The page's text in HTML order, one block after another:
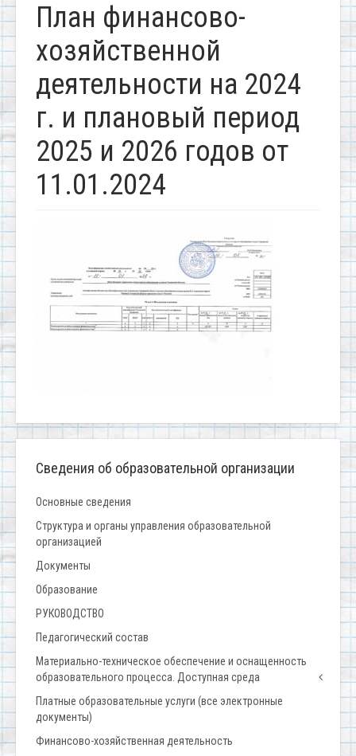
План финансово-
хозяйственной
деятельности на 2024
г. и плановый период
2025 и 2026 годов от
11.01.2024
Сведения об образовательной организации
Основные сведения
Структура и органы управления образовательной
организацией
Документы
Образование
РУКОВОДСТВО
Педагогический состав
Материально-техническое обеспечение и оснащенность
образовательного процесса. Доступная среда
Платные образовательные услуги (все электронные
документы)
Финансово-хозяйственная деятельность